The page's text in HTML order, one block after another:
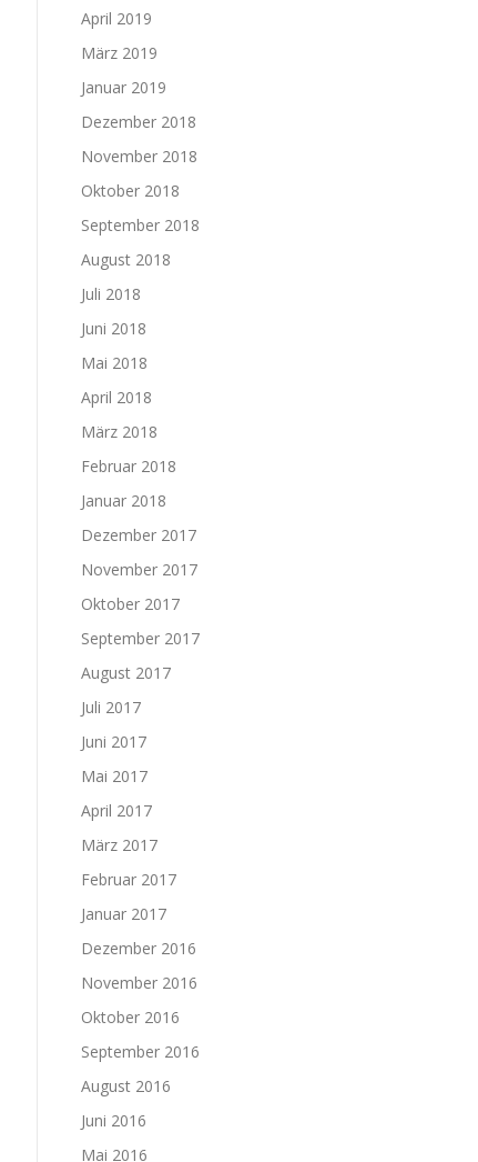
April 2019
März 2019
Januar 2019
Dezember 2018
November 2018
Oktober 2018
September 2018
August 2018
Juli 2018
Juni 2018
Mai 2018
April 2018
März 2018
Februar 2018
Januar 2018
Dezember 2017
November 2017
Oktober 2017
September 2017
August 2017
Juli 2017
Juni 2017
Mai 2017
April 2017
März 2017
Februar 2017
Januar 2017
Dezember 2016
November 2016
Oktober 2016
September 2016
August 2016
Juni 2016
Mai 2016